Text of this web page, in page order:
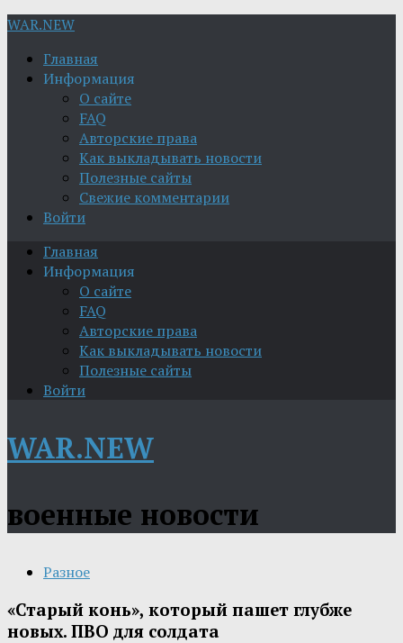
WAR.NEW
Главная
Информация
О сайте
FAQ
Авторские права
Как выкладывать новости
Полезные сайты
Свежие комментарии
Войти
Главная
Информация
О сайте
FAQ
Авторские права
Как выкладывать новости
Полезные сайты
Войти
WAR.NEW
военные новости
Разное
«Старый конь», который пашет глубже
новых. ПВО для солдата